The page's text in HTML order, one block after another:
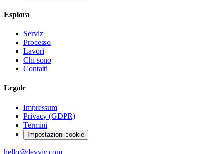
Esplora
Servizi
Processo
Lavori
Chi sono
Contatti
Legale
Impressum
Privacy (GDPR)
Termini
Impostazioni cookie
hello@devviy.com